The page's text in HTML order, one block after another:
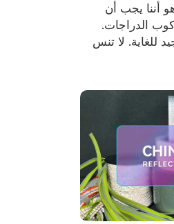
أننا يجب أن
الدراجات.
للغاية. لا تنس